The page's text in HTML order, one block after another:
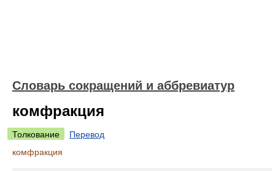
Словарь сокращений и аббревиатур
комфракция
Толкование
Перевод
комфракция